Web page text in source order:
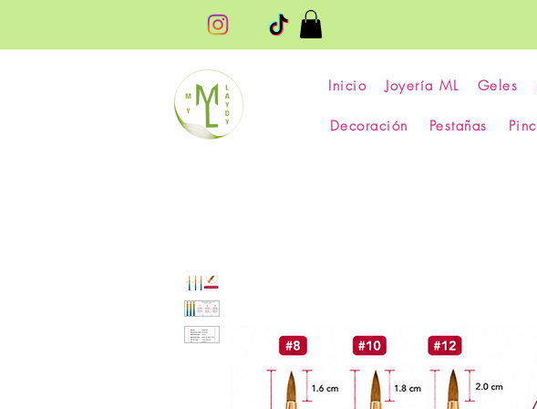
Inicio Joyería ML Geles
Decoración Pestañas